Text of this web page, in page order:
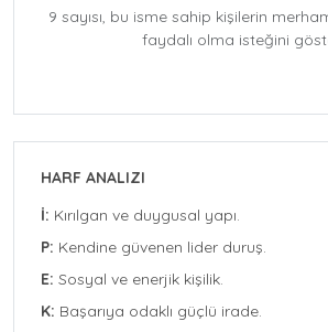
9 sayısı, bu isme sahip kişilerin
faydalı olma isteğini
HARF ANALIZI
İ: Kırılgan ve duygusal yapı.
P: Kendine güvenen lider duruş.
E: Sosyal ve enerjik kişilik.
K: Başarıya odaklı güçlü irade.